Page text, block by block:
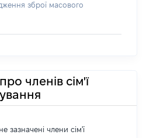
зброї масового
членів сім'ї
зазначені члени сім'ї